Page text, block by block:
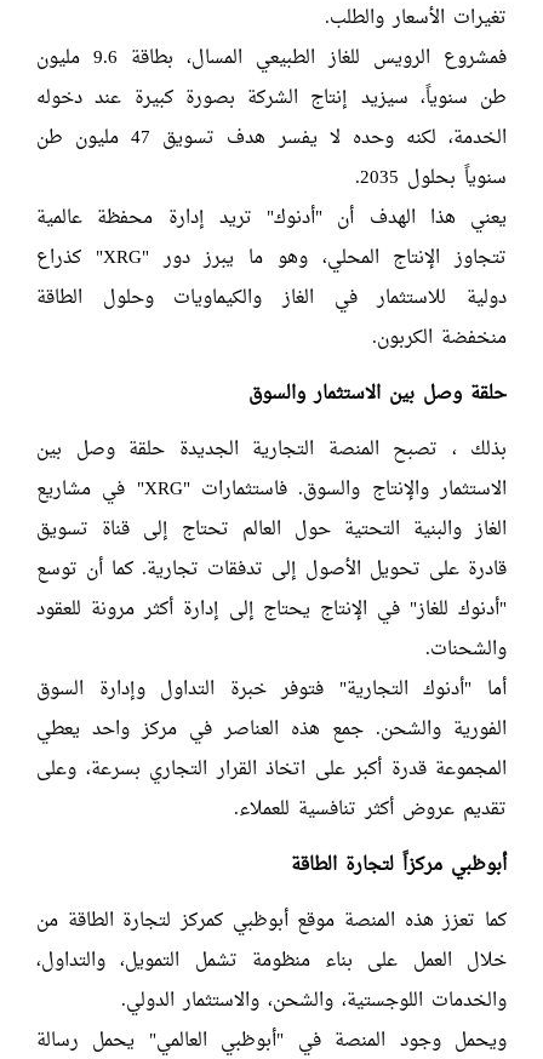
تغيرات الأسعار والطلب.
فمشروع الرويس للغاز الطبيعي المسال، بطاقة 9.6 مليون
طن سنوياً، سيزيد إنتاج الشركة بصورة كبيرة عند دخوله
الخدمة، لكنه وحده لا يفسر هدف تسويق 47 مليون طن
سنوياً بحلول 2035.
يعني هذا الهدف أن "أدنوك" تريد إدارة محفظة عالمية
تتجاوز الإنتاج المحلي، وهو ما يبرز دور "XRG" كذراع
دولية للاستثمار في الغاز والكيماويات وحلول الطاقة
منخفضة الكربون.
حلقة وصل بين الاستثمار والسوق
بذلك ، تصبح المنصة التجارية الجديدة حلقة وصل بين
الاستثمار والإنتاج والسوق. فاستثمارات "XRG" في مشاريع
الغاز والبنية التحتية حول العالم تحتاج إلى قناة تسويق
قادرة على تحويل الأصول إلى تدفقات تجارية. كما أن توسع
"أدنوك للغاز" في الإنتاج يحتاج إلى إدارة أكثر مرونة للعقود
والشحنات.
أما "أدنوك التجارية" فتوفر خبرة التداول وإدارة السوق
الفورية والشحن. جمع هذه العناصر في مركز واحد يعطي
المجموعة قدرة أكبر على اتخاذ القرار التجاري بسرعة، وعلى
تقديم عروض أكثر تنافسية للعملاء.
أبوظبي مركزاً لتجارة الطاقة
كما تعزز هذه المنصة موقع أبوظبي كمركز لتجارة الطاقة من
خلال العمل على بناء منظومة تشمل التمويل، والتداول،
والخدمات اللوجستية، والشحن، والاستثمار الدولي.
ويحمل وجود المنصة في "أبوظبي العالمي" يحمل رسالة